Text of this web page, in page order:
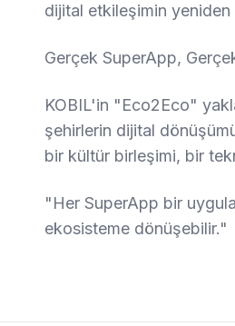
dijital etkileşimin yeniden
Gerçek SuperApp,
KOBIL'in "Eco2Eco"
şehirlerin dijital
bir kültür birleşimi, bir
"Her SuperApp bir
ekosisteme dönüşebilir."